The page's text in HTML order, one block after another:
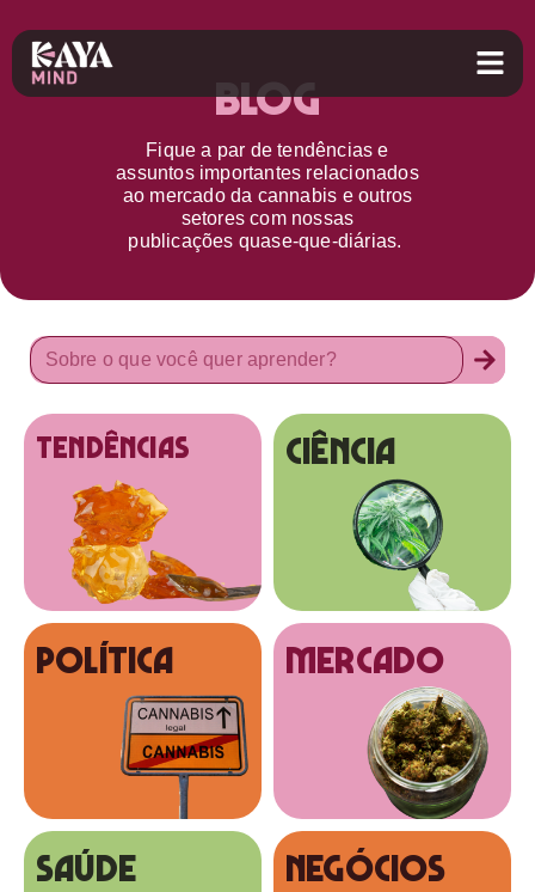
Blog
Fique a par detendências e
assuntos importantes relacionados
ao mercado da cannabis e outros
setorescom nossas
publicações quase-que-diárias.
tendências Ciência
Política MERCADO
SAÚDE NEGÓCIOS